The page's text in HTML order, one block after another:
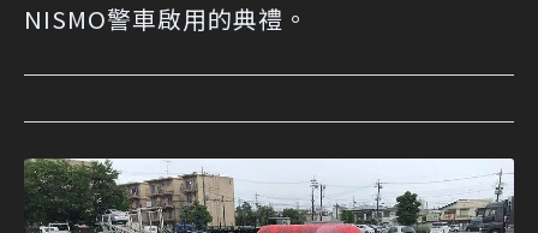
NISMO警車啟用的典禮。